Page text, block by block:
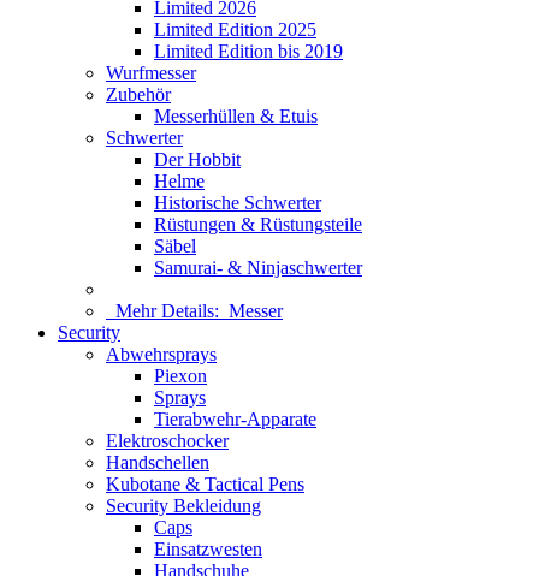
Limited 2026
Limited Edition 2025
Limited Edition bis 2019
Wurfmesser
Zubehör
Messerhüllen & Etuis
Schwerter
Der Hobbit
Helme
Historische Schwerter
Rüstungen & Rüstungsteile
Säbel
Samurai- & Ninjaschwerter
Mehr Details: Messer
Security
Abwehrsprays
Piexon
Sprays
Tierabwehr-Apparate
Elektroschocker
Handschellen
Kubotane & Tactical Pens
Security Bekleidung
Caps
Einsatzwesten
Handschuhe